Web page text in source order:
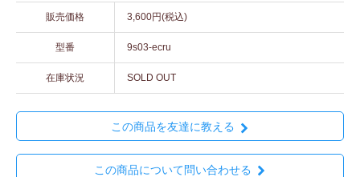
販売価格 3,600円(税込)
型番 9s03-ecru
在庫状況 SOLD OUT
この商品を友達に教える
この商品について問い合わせる